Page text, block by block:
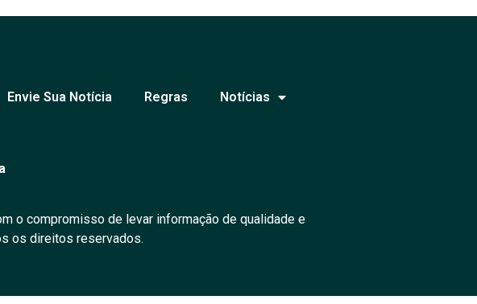
Envie Sua Notícia Regras Notícias
o compromisso de levar informação de qualidade e
os direitos reservados.